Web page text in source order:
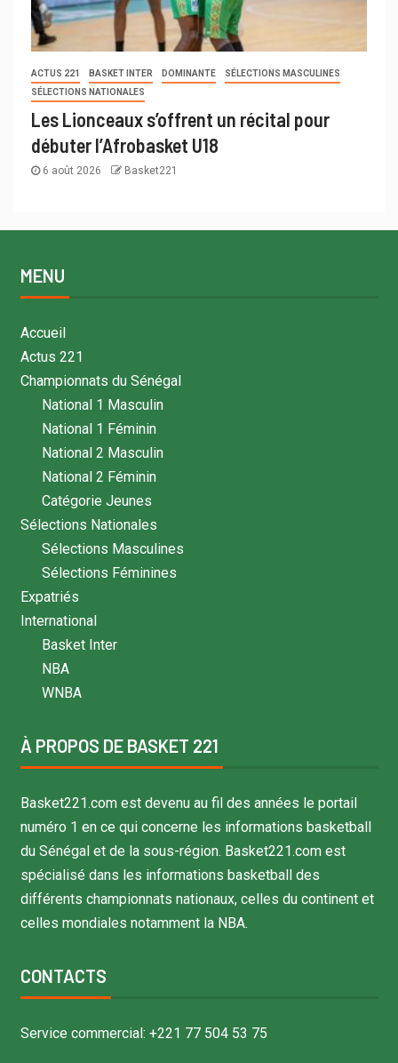
ACTUS 221 BASKET INTER DOMINANTE
SÉLECTIONS MASCULINES
SÉLECTIONS NATIONALES
Les Lionceaux s’offrent un récital pour
débuter l’Afrobasket U18
6 août 2026 Basket221
MENU
Accueil
Actus 221
Championnats du Sénégal
National 1 Masculin
National 1 Féminin
National 2 Masculin
National 2 Féminin
Catégorie Jeunes
Sélections Nationales
Sélections Masculines
Sélections Féminines
Expatriés
International
Basket Inter
NBA
WNBA
À PROPOS DE BASKET 221
Basket221.com est devenu au fil des années le portail
numéro 1 en ce qui concerne les informations basketball
du Sénégal et de la sous-région. Basket221.com est
spécialisé dans les informations basketball des
différents championnats nationaux, celles du continent et
celles mondiales notamment la NBA.
CONTACTS
Service commercial: +221 77 504 53 75